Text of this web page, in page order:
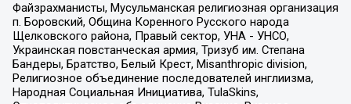
Файзрахманисты, Мусульманская религиозная организация
п. Боровский, Община Коренного Русского народа
Щелковского района, Правый сектор, УНА - УНСО,
Украинская повстанческая армия, Тризуб им. Степана
Бандеры, Братство, Белый Крест, Misanthropic division,
Религиозное объединение последователей инглиизма,
Народная Социальная Инициатива, TulaSkins,